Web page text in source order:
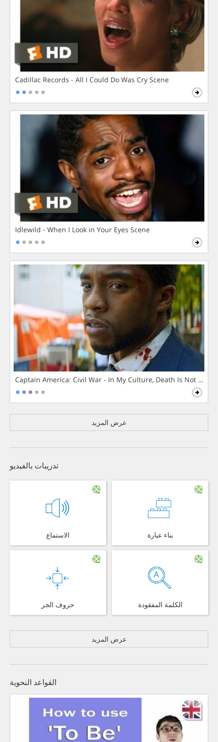
Cadillac Records - All I Could Do Was Cry Scene
Idlewild - When I Look in Your Eyes Scene
Captain America: Civil War - In My Culture, Death Is Not The
عرض المزيد
تدريبات بالفيديو
الاستماع بناء عبارة
حروف الجر الكلمة المفقودة
عرض المزيد
القواعد النحوية